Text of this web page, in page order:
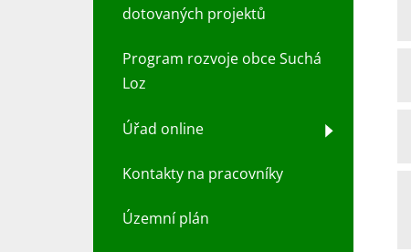
dotovaných projektů
Program rozvoje obce Suchá
Loz
Úřad online
Kontakty na pracovníky
Územní plán